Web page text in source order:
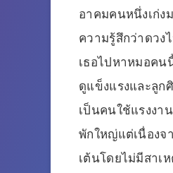
อาคมคนหนึ่งเก่ง
ความรู้สึกว่าดวง
เธอไปหาหมอคน
ดูแข็งแรงและลูก
เป็นคนใช้แรงงา
พักใหญ่แต่เนื่องจ
เต้นโดยไม่มีสาเ